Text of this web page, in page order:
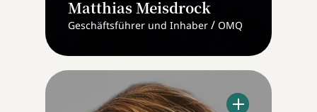
Matthias Meisdrock
Geschäftsführer und Inhaber / OMQ